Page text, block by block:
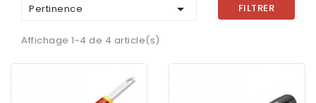
Pertinence  FILTRER
Affichage 1-4 de 4 article(s)